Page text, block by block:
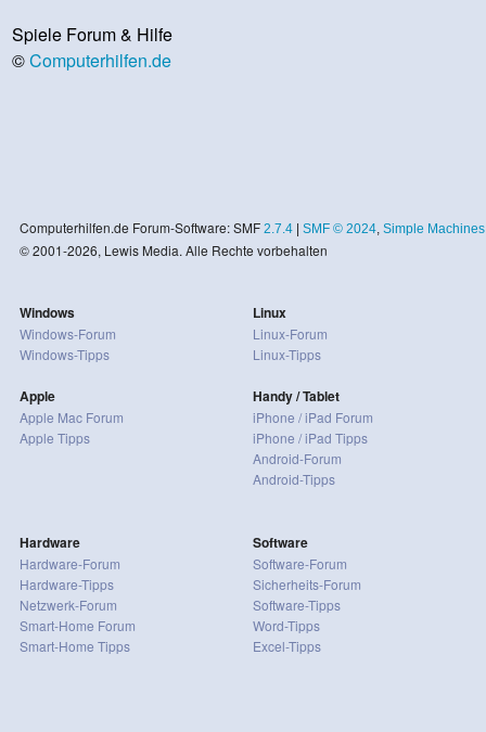
Spiele Forum & Hilfe
©Computerhilfen.de
Computerhilfen.de Forum-Software: SMF 2.7.4| SMF © 2024, Simple Machines
© 2001-2026, Lewis Media. Alle Rechte vorbehalten
Windows
Windows-Forum
Windows-Tipps
Apple
Apple Mac Forum
Apple Tipps
Linux
Linux-Forum
Linux-Tipps
Handy / Tablet
iPhone / iPad Forum
iPhone / iPad Tipps
Android-Forum
Android-Tipps
Hardware
Hardware-Forum
Hardware-Tipps
Netzwerk-Forum
Smart-Home Forum
Smart-Home Tipps
Software
Software-Forum
Sicherheits-Forum
Software-Tipps
Word-Tipps
Excel-Tipps